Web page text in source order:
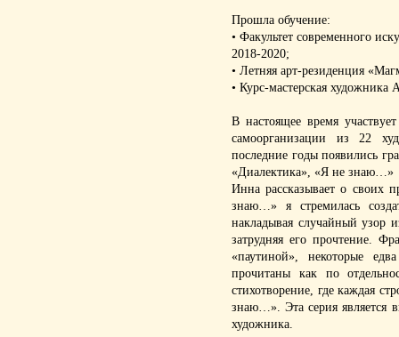
Прошла обучение:
• Факультет современного
2018-2020;
• Летняя арт-резиденция
• Курс-мастерская
В настоящее время
самоорганизации из 22
последние годы появились
«Диалектика», «Я не знаю…»
Инна рассказывает о своих
знаю…» я стремилась
накладывая случайный узор
затрудняя его прочтение.
«паутиной», некоторые
прочитаны как по
стихотворение, где каждая
знаю…». Эта серия является
художника.